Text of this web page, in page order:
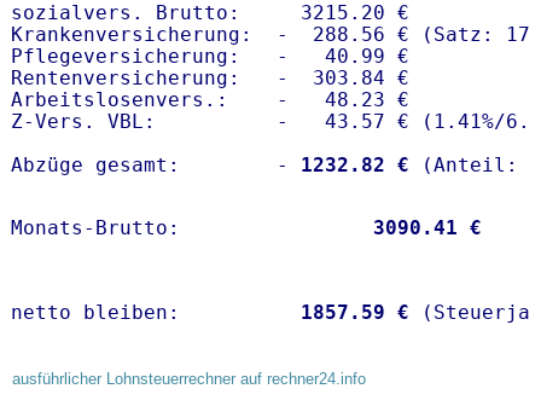
sozialvers. Brutto:     3215.20 €
Krankenversicherung:  -  288.56 € (Satz:
Pflegeversicherung:   -   40.99 €
Rentenversicherung:   -  303.84 €
Arbeitslosenvers.:    -   48.23 €
Z-Vers. VBL:          -   43.57 € ( 1.41%/
Abzüge gesamt:        -
1232.82 €
Monats-Brutto: 3090.41 €
netto bleiben: 1857.59 €
ausführlicher Lohnsteuerrechner auf rechner24.info